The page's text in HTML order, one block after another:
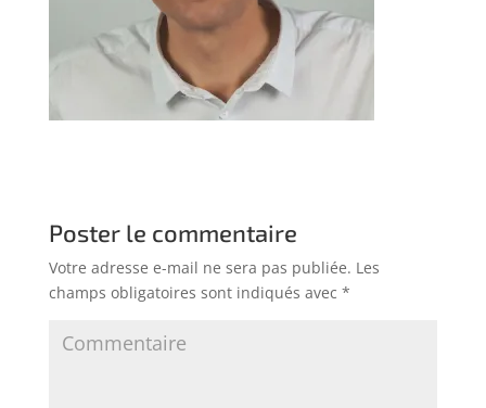
Poster le commentaire
Votre adresse e-mail ne sera pas publiée. Les
champs obligatoires sont indiqués avec *